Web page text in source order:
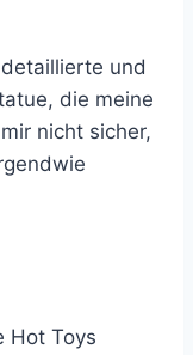
und
die meine
nicht sicher,
Hot Toys